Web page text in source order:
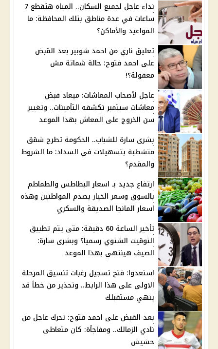
نداء عاجل لجميع السكان.. المياه هتقطع 7
ساعات في عدة مناطق بتلك المحافظة: ما
المواعيد والأماكن؟
تعليق ناري من احمد شوبير بعد القبض
على احمد فتوح: حالة شماتة مش
معقولة؟!
عاجل لأصحاب المعاشات: ميعاد قبض
معاشات سبتمبر تكشفه التأمينات.. وتغيير
سن الخروج على المعاش بهذا الموعد
بشرى سارة للشباب.. الحكومة تطرح شقق
متشطبة بتسهيلات في السداد: ما الشروط
والمقدم؟
ارتفاع جديد بـ اسعار البطاطس والطماطم
بالسوق وسعر الخيار يصدم المواطنين وهذه
اسعار المانجا الصديقة والسكري
تأخير الساعة 60 دقيقة: متى يتم تطبيق
التوقيت الشتوي رسميا؟ وبشرى سارة:
الصيف هينتهي بهذا الموعد
استعدوا: فتح تسجيل رغبات تنسيق المرحلة
الاولى على هذا الرابط.. وتحذير من خطأ قد
ينهي مستقبلك
بعد القبض على احمد فتوح: تحرك عاجل من
نادي الزمالك.. ومفاجأة: كان متعاطى
حشيش